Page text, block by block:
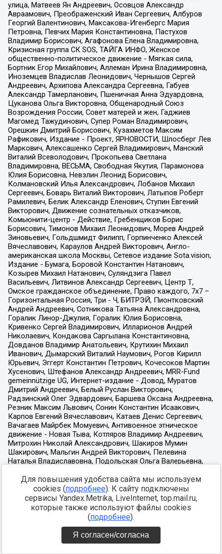
Для повышения удобства сайта мы используем
cookies (подробнее). К сайту подключены
сервисы Yandex.Metrika, LiveInternet, top.mail.ru,
которые также используют файлы cookies
(подробнее).
Я согласен/согласна